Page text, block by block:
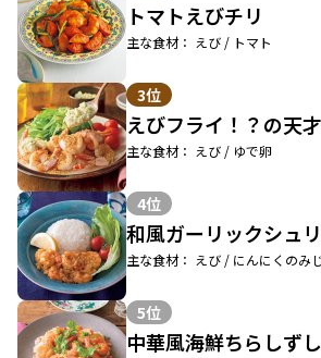
トマトえびチリ
主な食材： えび / トマト
3位
えびフライ！？の天
主な食材： えび / ゆで卵
4位
和風ガーリックシュ
主な食材： えび / にんにくのみ
5位
中華風海鮮ちらしずし